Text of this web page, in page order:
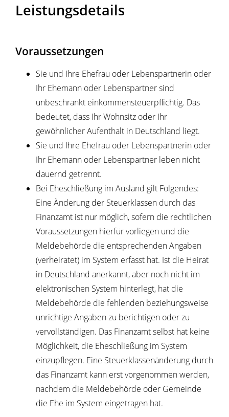
Leistungsdetails
Voraussetzungen
Sie und Ihre Ehefrau oder Lebenspartnerin oder
Ihr Ehemann oder Lebenspartner sind
unbeschränkt einkommensteuerpflichtig. Das
bedeutet, dass Ihr Wohnsitz oder Ihr
gewöhnlicher Aufenthalt in Deutschland liegt.
Sie und Ihre Ehefrau oder Lebenspartnerin oder
Ihr Ehemann oder Lebenspartner leben nicht
dauernd getrennt.
Bei Eheschließung im Ausland gilt Folgendes:
Eine Änderung der Steuerklassen durch das
Finanzamt ist nur möglich, sofern die rechtlichen
Voraussetzungen hierfür vorliegen und die
Meldebehörde die entsprechenden Angaben
(verheiratet) im System erfasst hat. Ist die Heirat
in Deutschland anerkannt, aber noch nicht im
elektronischen System hinterlegt, hat die
Meldebehörde die fehlenden beziehungsweise
unrichtige Angaben zu berichtigen oder zu
vervollständigen. Das Finanzamt selbst hat keine
Möglichkeit, die Eheschließung im System
einzupflegen. Eine Steuerklassenänderung durch
das Finanzamt kann erst vorgenommen werden,
nachdem die Meldebehörde oder Gemeinde
die Ehe im System eingetragen hat.